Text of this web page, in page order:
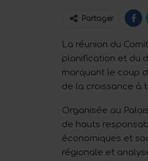
Partager
La réunion du
planification et du
marquant le coup
de la croissance à
Organisée au
de hauts
économiques et
régionale et